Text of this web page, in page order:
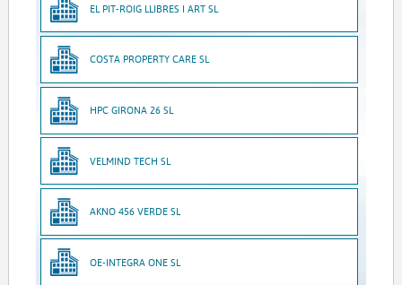
EL PIT-ROIG LLIBRES I ART SL
COSTA PROPERTY CARE SL
HPC GIRONA 26 SL
VELMIND TECH SL
AKNO 456 VERDE SL
OE-INTEGRA ONE SL